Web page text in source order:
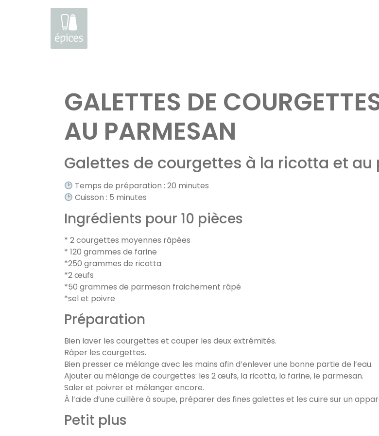
GALETTES DE
AU PARMESAN
Galettes de courgettes à la ricotta et au
Temps de préparation : 20 minutes
Cuisson : 5 minutes
Ingrédients pour 10 pièces
* 2 courgettes moyennes râpées
* 120 grammes de farine
*250 grammes de ricotta
*2 œufs
*50 grammes de parmesan fraichement râpé
*sel et poivre
Préparation
Bien laver les courgettes et couper les deux extrémités.
Râper les courgettes.
Bien presser ce mélange avec les mains afin d’enlever une bonne partie de l’eau.
Ajouter au mélange de courgettes: les 2 œufs, la ricotta, la farine, le parmesan.
Saler et poivrer et mélanger encore.
À l’aide d’une cuillère à soupe, préparer des fines galettes et les cuire sur un
Petit plus